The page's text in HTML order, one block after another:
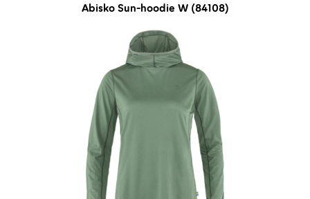
Abisko Sun-hoodie W (84108)